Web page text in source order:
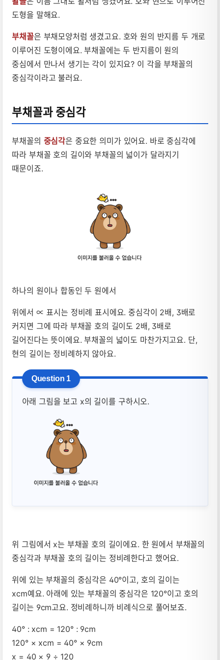
도형을 말해요.
부채꼴은 부채모양처럼 생겼고요. 호와 원의 반지름 두 개로
이루어진 도형이에요. 부채꼴에는 두 반지름이 원의
중심에서 만나서 생기는 각이 있지요? 이 각을 부채꼴의
중심각이라고 불러요.
부채꼴과 중심각
부채꼴의 중심각은 중요한 의미가 있어요. 바로 중심각에
따라 부채꼴 호의 길이와 부채꼴의 넓이가 달라지기
때문이죠.
하나의 원이나 합동인 두 원에서
위에서 ∝ 표시는 정비례 표시에요. 중심각이 2배, 3배로
커지면 그에 따라 부채꼴 호의 길이도 2배, 3배로
길어진다는 뜻이에요. 부채꼴의 넓이도 마찬가지고요. 단,
현의 길이는 정비례하지 않아요.
아래 그림을 보고 x의 길이를 구하시오.
위 그림에서 x는 부채꼴 호의 길이에요. 한 원에서 부채꼴의
중심각과 부채꼴 호의 길이는 정비례한다고 했어요.
위에 있는 부채꼴의 중심각은 40°이고, 호의 길이는
xcm예요. 아래에 있는 부채꼴의 중심각은 120°이고 호의
길이는 9cm고요. 정비례하니까 비례식으로 풀어보죠.
40° : xcm = 120° : 9cm
120° × xcm = 40° × 9cm
x = 40 × 9 ÷ 120